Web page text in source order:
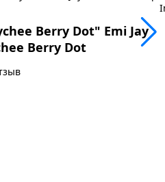
Berry Dot" Emi Jay
Berry Dot